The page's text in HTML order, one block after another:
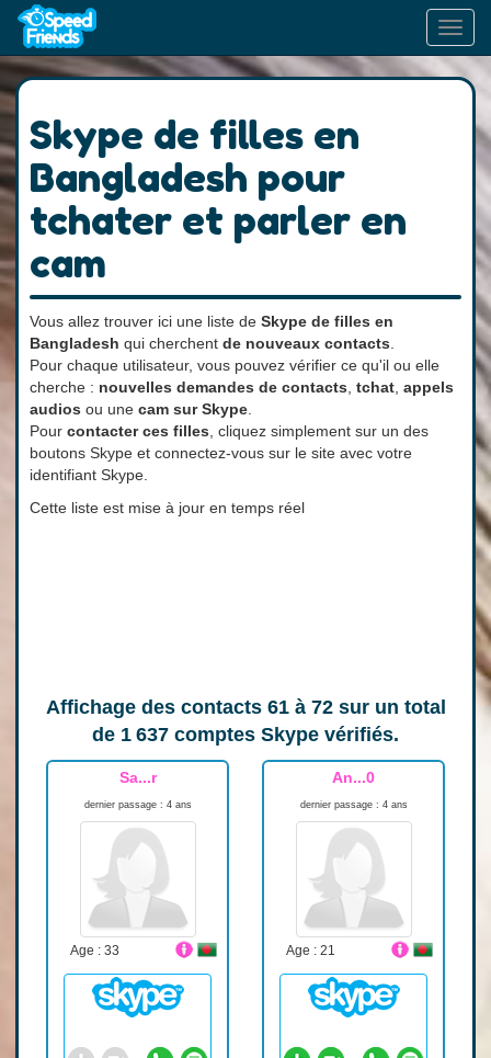
Skype de filles en
Bangladesh pour
tchater et parler en
cam
Vous allez trouver ici une liste de Skype de filles en
Bangladesh qui cherchent de nouveaux contacts
Pour chaque utilisateur, vous pouvez vérifier ce qu'il ou elle
cherche : nouvelles demandes de contacts tchat appels
audios ou une cam sur Skype
Pour contacter ces filles , cliquez simplement sur un des
boutons Skype et connectez-vous sur le site avec votre
identifiant Skype.
Cette liste est mise à jour en temps réel
Affichage des contacts 61 à 72sur un total
de 1 637 comptes Skype vérifiés.
Sa...r
dernier passage : 4 ans
Age : 33
An...0
dernier passage : 4 ans
Age : 21